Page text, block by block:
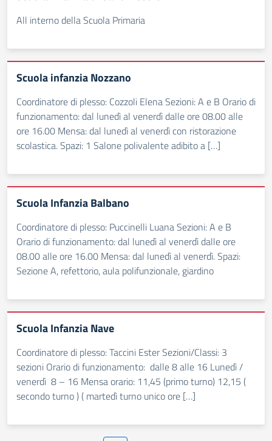
All interno della Scuola Primaria
Scuola infanzia Nozzano
Coordinatore di plesso: Cozzoli Elena Sezioni: A e B Orario di
funzionamento: dal lunedì al venerdì dalle ore 08.00 alle
ore 16.00 Mensa: dal lunedì al venerdì con ristorazione
scolastica. Spazi: 1 Salone polivalente adibito a […]
Scuola Infanzia Balbano
Coordinatore di plesso: Puccinelli Luana Sezioni: A e B
Orario di funzionamento: dal lunedì al venerdì dalle ore
08.00 alle ore 16.00 Mensa: dal lunedì al venerdì. Spazi:
Sezione A, refettorio, aula polifunzionale, giardino
Scuola Infanzia Nave
Coordinatore di plesso: Taccini Ester Sezioni/Classi: 3
sezioni Orario di funzionamento: dalle 8 alle 16 Lunedì /
venerdì 8 – 16 Mensa orario: 11,45 (primo turno) 12,15 (
secondo turno ) ( martedì turno unico ore […]